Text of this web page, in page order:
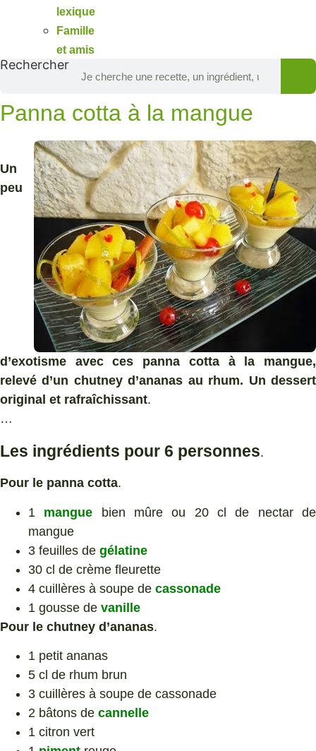
lexique
Famille
et amis
Rechercher
Panna cotta à la mangue
Un
peu
d’exotisme avec ces panna cotta à la mangue,
relevé d’un chutney d’ananas au rhum. Un dessert
original et rafraîchissant.
…
Les ingrédients pour 6 personnes.
Pour le panna cotta.
1 mangue bien mûre ou 20 cl de nectar de
mangue
3 feuilles de gélatine
30 cl de crème fleurette
4 cuillères à soupe de cassonade
1 gousse de vanille
Pour le chutney d’ananas.
1 petit ananas
5 cl de rhum brun
3 cuillères à soupe de cassonade
2 bâtons de cannelle
1 citron vert